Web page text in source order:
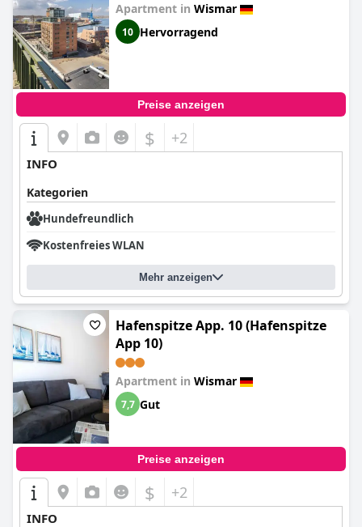
Apartment in Wismar
10 Hervorragend
Preise anzeigen
$ +2
INFO
Kategorien
Hundefreundlich
Kostenfreies WLAN
Mehr anzeigen
Hafenspitze App. 10 (Hafenspitze
App 10)
Apartment in Wismar
7,7 Gut
Preise anzeigen
$ +2
INFO